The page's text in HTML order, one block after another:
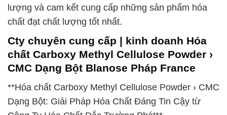
lượng và cam kết cung cấp những sản phẩm hóa
chất đạt chất lượng tốt nhất.
Cty chuyên cung cấp | kinh doanh Hóa
chất Carboxy Methyl Cellulose Powder ›
CMC Dạng Bột Blanose Pháp France
**Hóa chất Carboxy Methyl Cellulose Powder › CMC
Dạng Bột: Giải Pháp Hóa Chất Đáng Tin Cậy từ